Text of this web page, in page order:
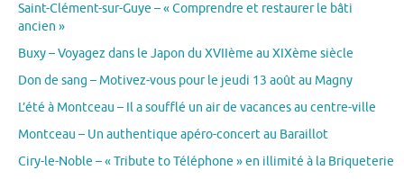
Saint-Clément-sur-Guye – « Comprendre et restaurer le bâti
ancien »
Buxy – Voyagez dans le Japon du XVIIème au XIXème siècle
Don de sang – Motivez-vous pour le jeudi 13 août au Magny
L’été à Montceau – Il a soufflé un air de vacances au centre-ville
Montceau – Un authentique apéro-concert au Baraillot
Ciry-le-Noble – « Tribute to Téléphone » en illimité à la Briqueterie